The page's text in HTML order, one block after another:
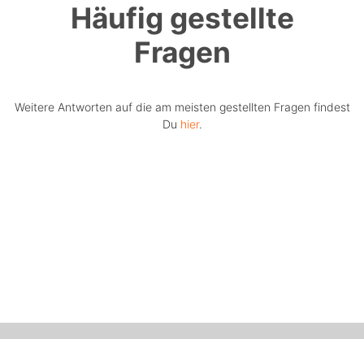
Häufig gestellte
Fragen
Weitere Antworten auf die am meisten gestellten Fragen findest
Du hier.